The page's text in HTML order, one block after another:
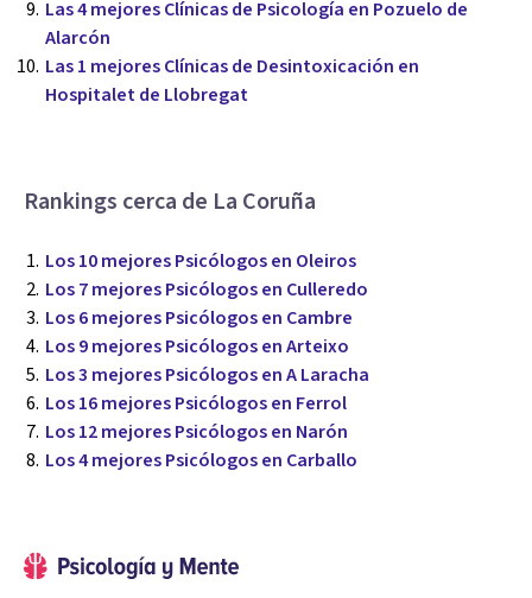
Las 4 mejores Clínicas de Psicología en Pozuelo de
Alarcón
Las 1 mejores Clínicas de Desintoxicación en
Hospitalet de Llobregat
Rankings cerca de La Coruña
Los 10 mejores Psicólogos en Oleiros
Los 7 mejores Psicólogos en Culleredo
Los 6 mejores Psicólogos en Cambre
Los 9 mejores Psicólogos en Arteixo
Los 3 mejores Psicólogos en A Laracha
Los 16 mejores Psicólogos en Ferrol
Los 12 mejores Psicólogos en Narón
Los 4 mejores Psicólogos en Carballo